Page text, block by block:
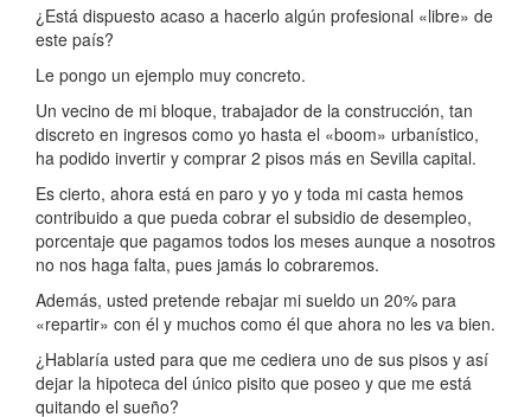
¿Está dispuesto acaso a hacerlo algún profesional «libre» de
este país?
Le pongo un ejemplo muy concreto.
Un vecino de mi bloque, trabajador de la construcción, tan
discreto en ingresos como yo hasta el «boom» urbanístico,
ha podido invertir y comprar 2 pisos más en Sevilla capital.
Es cierto, ahora está en paro y yo y toda mi casta hemos
contribuido a que pueda cobrar el subsidio de desempleo,
porcentaje que pagamos todos los meses aunque a nosotros
no nos haga falta, pues jamás lo cobraremos.
Además, usted pretende rebajar mi sueldo un 20% para
«repartir» con él y muchos como él que ahora no les va bien.
¿Hablaría usted para que me cediera uno de sus pisos y así
dejar la hipoteca del único pisito que poseo y que me está
quitando el sueño?